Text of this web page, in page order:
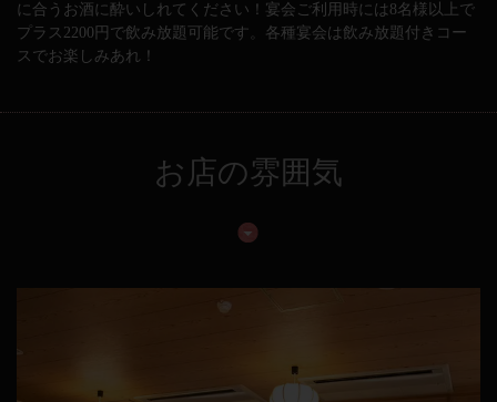
に合うお酒に酔いしれてください！宴会ご利用時には8名様以上で
プラス2200円で飲み放題可能です。各種宴会は飲み放題付きコー
スでお楽しみあれ！
お店の雰囲気